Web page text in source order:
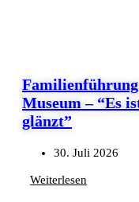
Familienführung
Museum – “Es
glänzt”
30. Juli 2026
Weiterlesen